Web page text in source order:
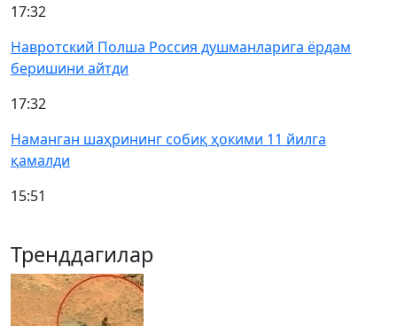
17:32
Навротский Полша Россия душманларига ёрдам
беришини айтди
17:32
Наманган шаҳрининг собиқ ҳокими 11 йилга
қамалди
15:51
Тренддагилар